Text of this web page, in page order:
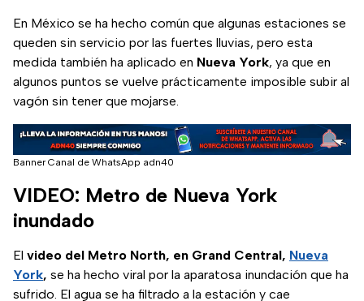
En México se ha hecho común que algunas estaciones se
queden sin servicio por las fuertes lluvias, pero esta
medida también ha aplicado en Nueva York, ya que en
algunos puntos se vuelve prácticamente imposible subir al
vagón sin tener que mojarse.
Banner Canal de WhatsApp adn40
VIDEO: Metro de Nueva York
inundado
El video del Metro North, en Grand Central, Nueva
York, se ha hecho viral por la aparatosa inundación que ha
sufrido. El agua se ha filtrado a la estación y cae